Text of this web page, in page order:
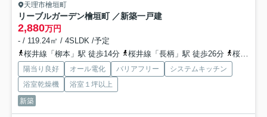
天理市檜垣町
リーブルガーデン檜垣町 ／新築一戸建
2,880万円
- / 119.24㎡ / 4SLDK /予定
桜井線「柳本」駅 徒歩14分
桜井線「長柄」駅 徒歩26分 桜井線「巻向」駅 徒歩30分
陽当り良好 オール電化 バリアフリー
システムキッチン
浴室乾燥機
浴室１坪以上
新築